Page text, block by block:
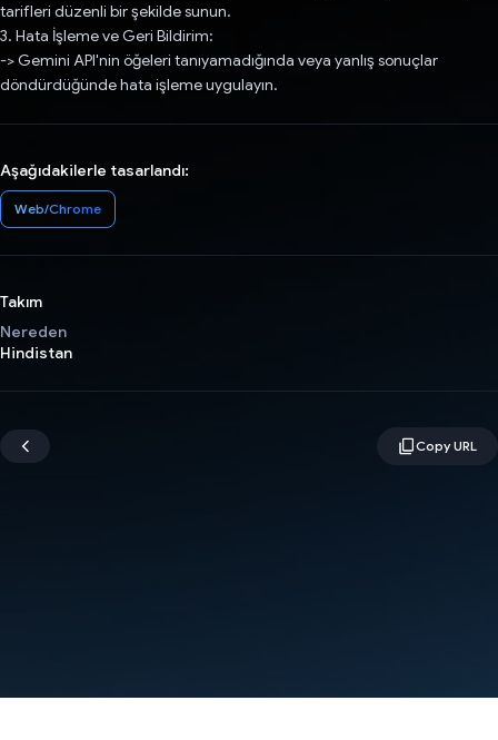
tarifleri düzenli bir şekilde sunun.
3. Hata İşleme ve Geri Bildirim:
-> Gemini API'nin öğeleri tanıyamadığında veya yanlış sonuçlar
döndürdüğünde hata işleme uygulayın.
Aşağıdakilerle tasarlandı:
Web/Chrome
Takım
Nereden
Hindistan